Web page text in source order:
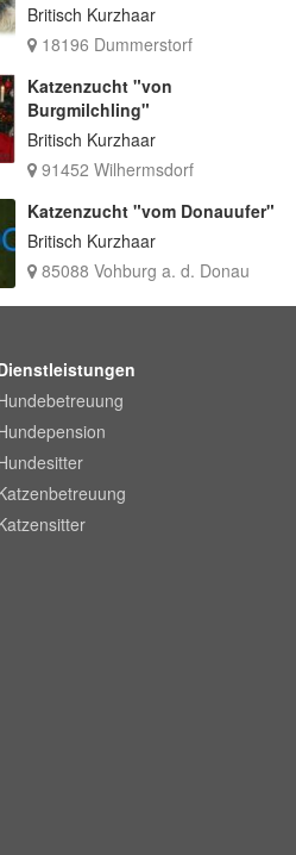
Britisch Kurzhaar
18196 Dummerstorf
Katzenzucht "von
Burgmilchling"
Britisch Kurzhaar
91452 Wilhermsdorf
Katzenzucht "vom Donauufer"
Britisch Kurzhaar
85088 Vohburg a. d. Donau